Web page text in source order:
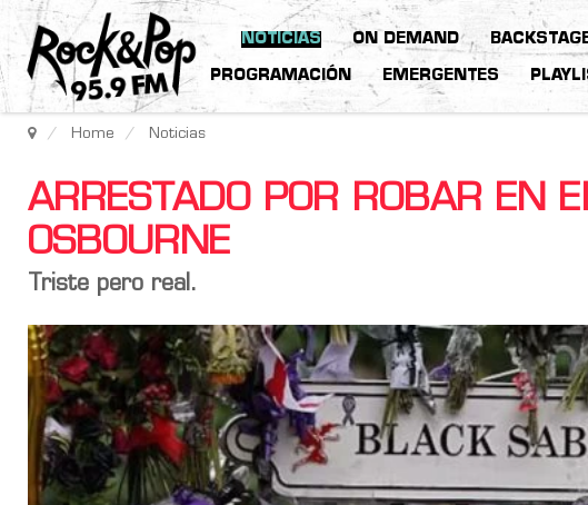
NOTICIAS ON DEMAND
PROGRAMACIÓN EMERGENTES
Home Noticias
ARRESTADO POR ROBAR EN
OSBOURNE
Triste pero real.